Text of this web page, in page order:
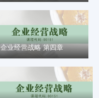
企业经营战略 第四章